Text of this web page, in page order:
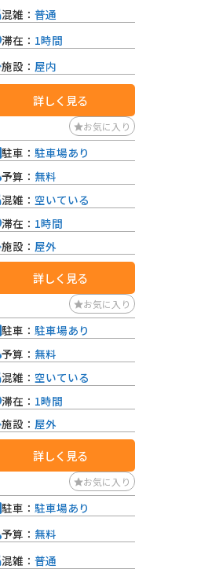
混雑： 普通
滞在： 1時間
施設： 屋内
詳しく見る
お気に入り
駐車： 駐車場あり
予算： 無料
混雑： 空いている
滞在： 1時間
施設： 屋外
詳しく見る
お気に入り
駐車： 駐車場あり
予算： 無料
混雑： 空いている
滞在： 1時間
施設： 屋外
詳しく見る
お気に入り
駐車： 駐車場あり
予算： 無料
混雑： 普通